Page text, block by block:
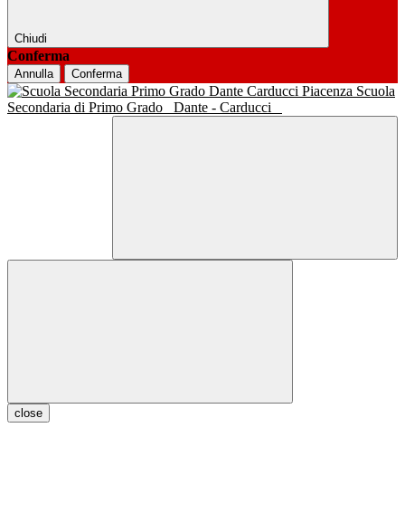
Chiudi
Conferma
Annulla Conferma
Scuola
Secondaria di Primo Grado
Dante - Carducci
close